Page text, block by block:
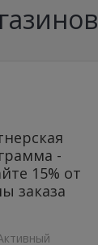
-
15% от
заказа